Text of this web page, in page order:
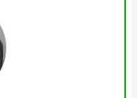
nếu nhà có trẻ em
các cài đặt trong quá
chương trình nấu vẫn
này. Để kích hoạt